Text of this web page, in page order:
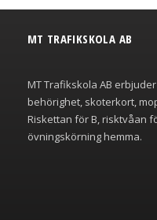
MT TRAFIKSKOLA AB
MT Trafikskola AB erbjuder
behörighet, skoterkort,
Riskettan för B, risktvåan
övningskörning hemma.